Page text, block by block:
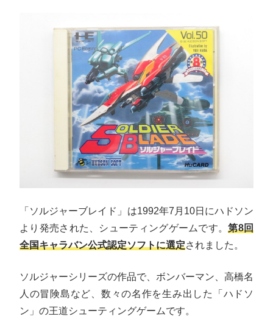
「ソルジャーブレイド」は1992年7月10日にハドソン
より発売された、シューティングゲームです。第8回
全国キャラバン公式認定ソフトに選定されました。
ソルジャーシリーズの作品で、ボンバーマン、高橋名
人の冒険島など、数々の名作を生み出した「ハドソ
ン」の王道シューティングゲームです。